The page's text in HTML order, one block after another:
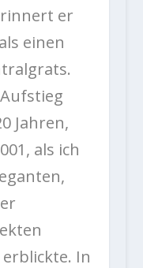
er
einen
Jahren,
als ich
In